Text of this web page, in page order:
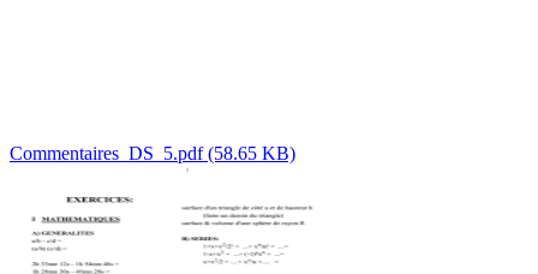
Commentaires_DS_5.pdf (58.65 KB)